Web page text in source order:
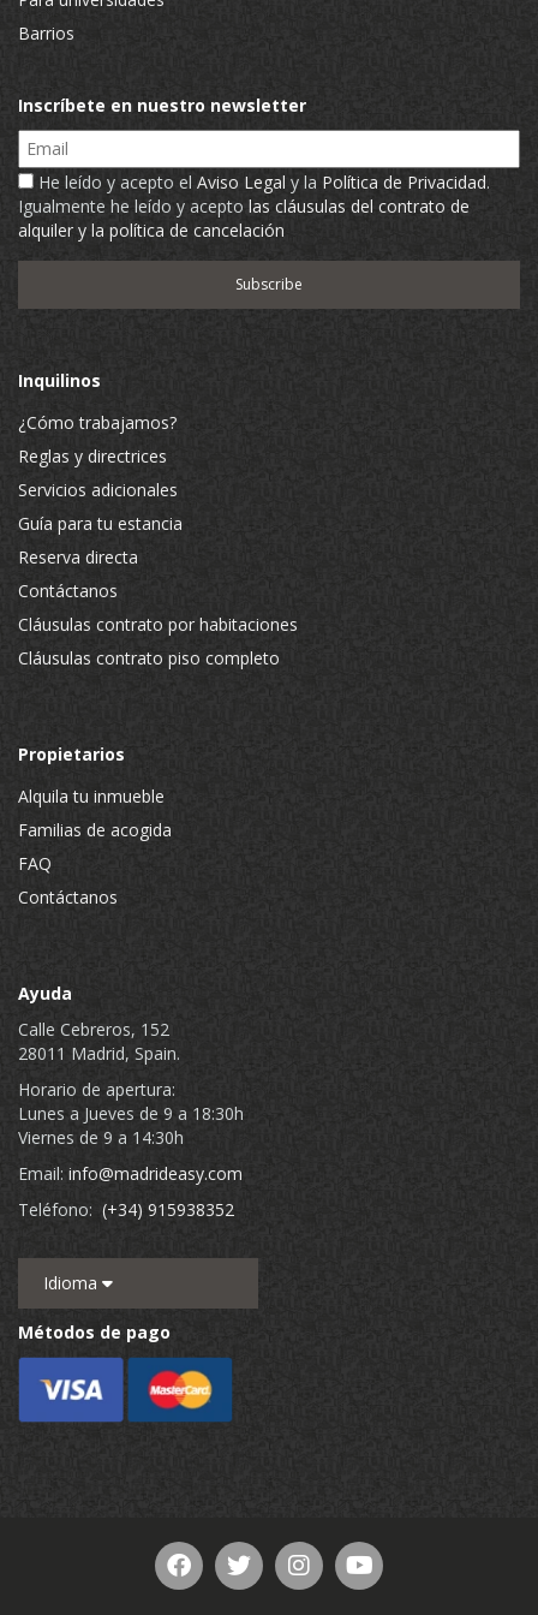
Barrios
Inscríbete en nuestro newsletter
Email
He leído y acepto el Aviso Legal y la Política de Privacidad.
Igualmente he leído y acepto las cláusulas del contrato de
alquiler y la política de cancelación
Inquilinos
¿Cómo trabajamos?
Reglas y directrices
Servicios adicionales
Guía para tu estancia
Reserva directa
Contáctanos
Cláusulas contrato por habitaciones
Cláusulas contrato piso completo
Propietarios
Alquila tu inmueble
Familias de acogida
FAQ
Contáctanos
Ayuda
Calle Cebreros, 152
28011 Madrid, Spain.
Horario de apertura:
Lunes a Jueves de 9 a 18:30h
Viernes de 9 a 14:30h
Email: info@madrideasy.com
Teléfono: (+34) 915938352
Idioma
Métodos de pago